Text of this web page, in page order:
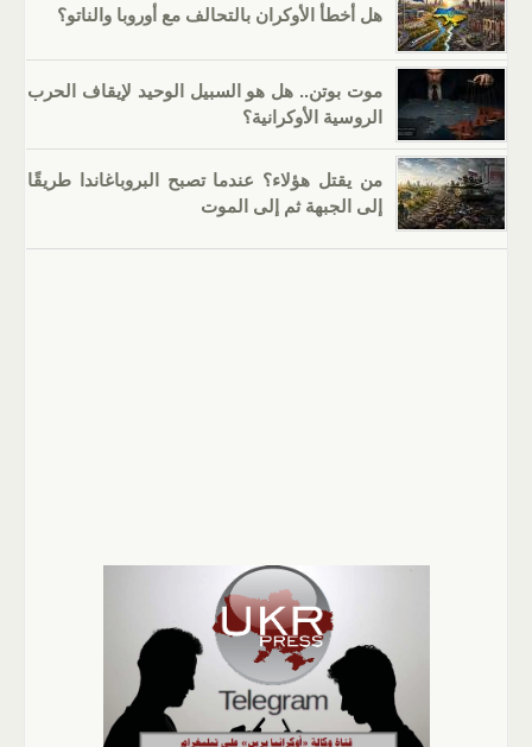
هل أخطأ الأوكران بالتحالف مع أوروبا والناتو؟
موت بوتن.. هل هو السبيل الوحيد لإيقاف الحرب
الروسية الأوكرانية؟
من يقتل هؤلاء؟ عندما تصبح البروباغاندا طريقًا
إلى الجبهة ثم إلى الموت